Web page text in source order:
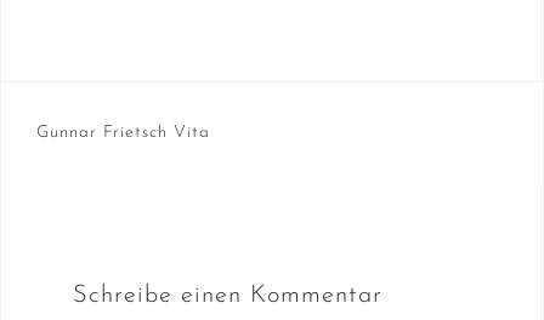
Beitragsnavigation
Gunnar Frietsch Vita
Schreibe einen Kommentar